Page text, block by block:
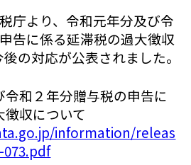
庁より、令和元年分及び令
告に係る延滞税の過大徴収
の対応が公表されました。
和２年分贈与税の申告に
収について
information/releas
073.pdf